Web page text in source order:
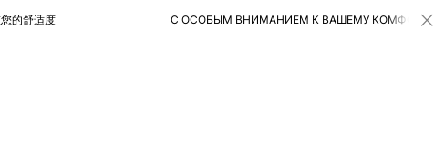
С ОСОБЫМ ВНИМАНИЕМ К ВАШЕМУ КОМФОРТУ 特别注重您